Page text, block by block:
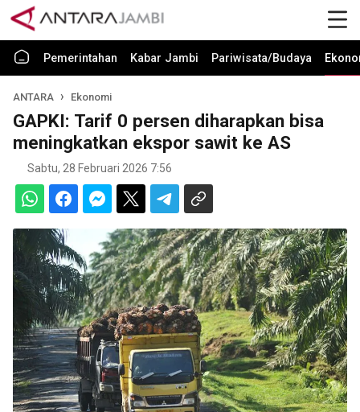
Pemerintahan Kabar Jambi Pariwisata/Budaya
ANTARA Ekonomi
GAPKI: Tarif 0 persen diharapkan bisa
meningkatkan ekspor sawit ke AS
Sabtu, 28 Februari 2026 7:56